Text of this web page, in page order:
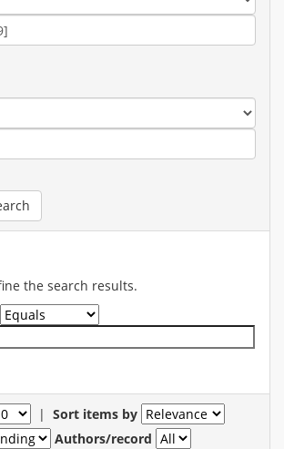
the search results.
| Sort items by
Authors/record